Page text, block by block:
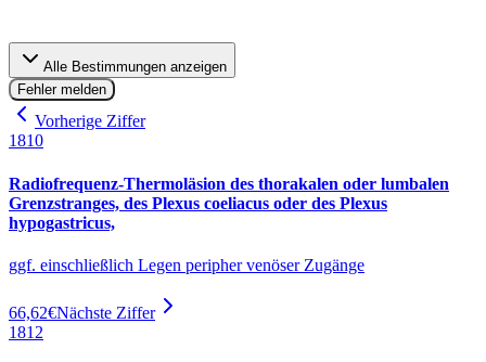
Alle Bestimmungen anzeigen
Fehler melden
Vorherige Ziffer
1810
Radiofrequenz-Thermoläsion des thorakalen oder lumbalen
Grenzstranges, des Plexus coeliacus oder des Plexus
hypogastricus,
ggf. einschließlich Legen peripher venöser Zugänge
66,62€Nächste Ziffer
1812